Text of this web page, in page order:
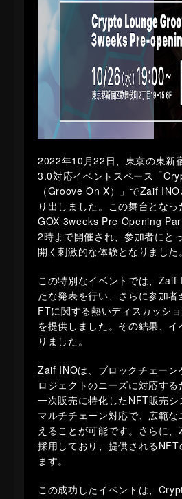
2022年10月22日、東京の東新
3.0対応イベントスペース「
（Groove On X）」でZaif
り出しました。この舞台とな
GOX 3weeks Pre Opening
2時まで開催され、参加者にと
開く刺激的な体験となりました。
この特別なイベントでは、Zaif
たな発表を行い、さらに参加
FTに関する熱いディスカッシ
を提供しました。その結果、
りました。
Zaif INOは、ブロックチェー
ロジェクトのニーズに対応する
一次販売に特化したNFT販売
マルチチェーン対応で、広範
えることが可能です。さらに
採用しており、提供される
ます。
この成功したイベントは、